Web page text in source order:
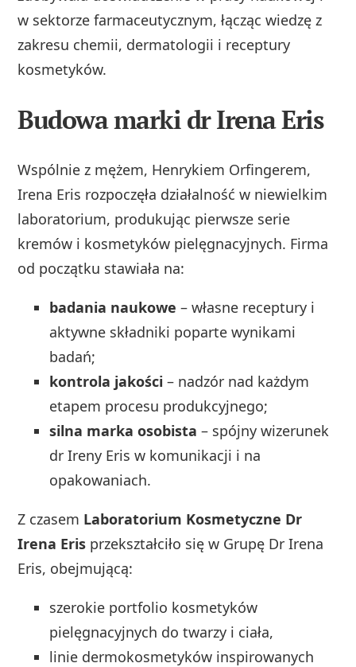
w sektorze farmaceutycznym, łącząc wiedzę z
zakresu chemii, dermatologii i receptury
kosmetyków.
Budowa marki dr Irena Eris
Wspólnie z mężem, Henrykiem Orfingerem,
Irena Eris rozpoczęła działalność w niewielkim
laboratorium, produkując pierwsze serie
kremów i kosmetyków pielęgnacyjnych. Firma
od początku stawiała na:
badania naukowe – własne receptury i
aktywne składniki poparte wynikami
badań;
kontrola jakości – nadzór nad każdym
etapem procesu produkcyjnego;
silna marka osobista – spójny wizerunek
dr Ireny Eris w komunikacji i na
opakowaniach.
Z czasem Laboratorium Kosmetyczne Dr
Irena Eris przekształciło się w Grupę Dr Irena
Eris, obejmującą:
szerokie portfolio kosmetyków
pielęgnacyjnych do twarzy i ciała,
linie dermokosmetyków inspirowanych